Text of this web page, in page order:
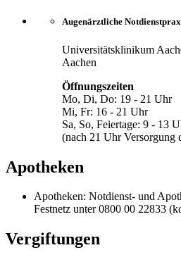
Augenärztliche
Universitätsklinikum
Aachen
Öffnungszeiten
Mo, Di, Do: 19 - 21 Uhr
Mi, Fr: 16 - 21 Uhr
Sa, So, Feiertage: 9 - 13
(nach 21 Uhr
Apotheken
Apotheken: Notdienst- und
Festnetz unter 0800 00 22833
Vergiftungen